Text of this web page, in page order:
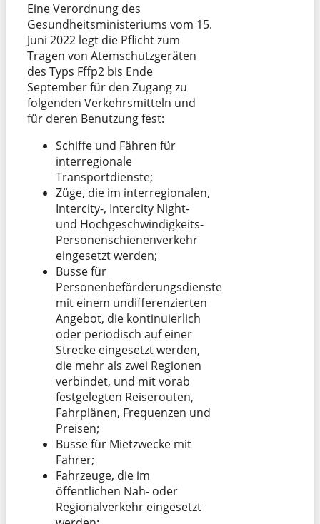
Eine Verordnung des
Gesundheitsministeriums vom 15.
Juni 2022 legt die Pflicht zum
Tragen von Atemschutzgeräten
des Typs Fffp2 bis Ende
September für den Zugang zu
folgenden Verkehrsmitteln und
für deren Benutzung fest:
Schiffe und Fähren für
interregionale
Transportdienste;
Züge, die im interregionalen,
Intercity-, Intercity Night-
und Hochgeschwindigkeits-
Personenschienenverkehr
eingesetzt werden;
Busse für
Personenbeförderungsdienste
mit einem undifferenzierten
Angebot, die kontinuierlich
oder periodisch auf einer
Strecke eingesetzt werden,
die mehr als zwei Regionen
verbindet, und mit vorab
festgelegten Reiserouten,
Fahrplänen, Frequenzen und
Preisen;
Busse für Mietzwecke mit
Fahrer;
Fahrzeuge, die im
öffentlichen Nah- oder
Regionalverkehr eingesetzt